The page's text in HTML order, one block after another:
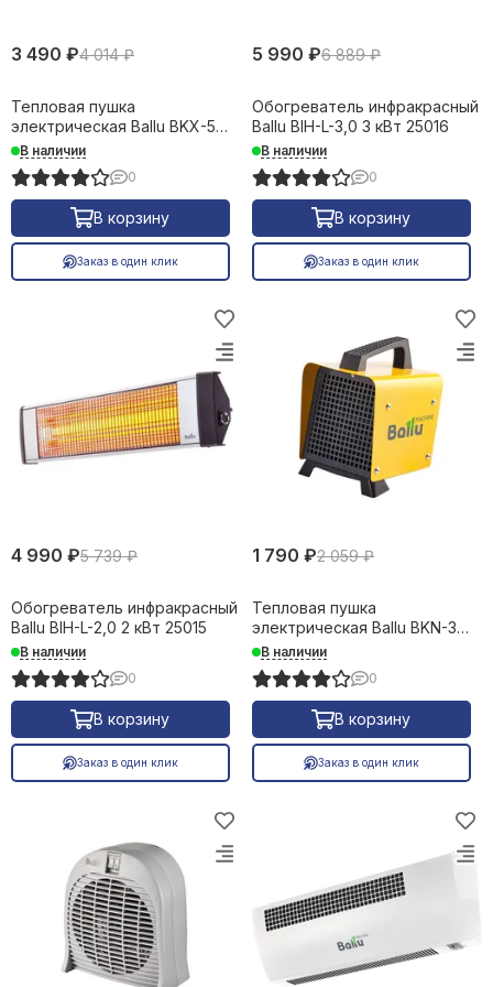
3 490 ₽4 014 ₽
Тепловая пушка
электрическая Ballu BKX-5
220V 3 кВт 24469
В наличии
0
В корзину
Заказ в один клик
5 990 ₽6 889 ₽
Обогреватель инфракрасный
Ballu BIH-L-3,0 3 кВт 25016
В наличии
0
В корзину
Заказ в один клик
4 990 ₽5 739 ₽
Обогреватель инфракрасный
Ballu BIH-L-2,0 2 кВт 25015
В наличии
0
В корзину
Заказ в один клик
1 790 ₽2 059 ₽
Тепловая пушка
электрическая Ballu BKN-3
220V 2,2 кВт 28824
В наличии
0
В корзину
Заказ в один клик